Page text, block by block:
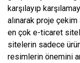
karşılayıp
alınarak proje çekim
en çok e-ticaret
sitelerin sadece
resimlerin önemini